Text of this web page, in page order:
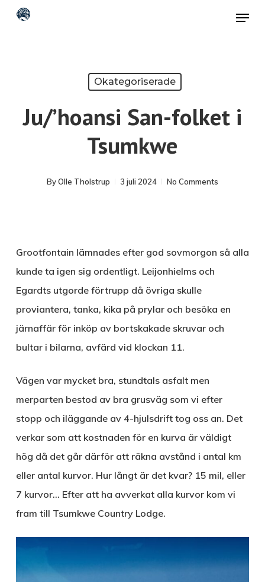
Skip
Menu
Okategoriserade
Ju/’hoansi San-folket i
Tsumkwe
ByOlle Tholstrup 3 juli 2024 No Comments
Grootfontain lämnades efter god sovmorgon så alla
kunde ta igen sig ordentligt. Leijonhielms och
Egardts utgorde förtrupp då övriga skulle
proviantera, tanka, kika på prylar och besöka en
järnaffär för inköp av bortskakade skruvar och
bultar i bilarna, avfärd vid klockan 11.
Vägen var mycket bra, stundtals asfalt men
merparten bestod av bra grusväg som vi efter
stopp och iläggande av 4-hjulsdrift tog oss an. Det
verkar som att kostnaden för en kurva är väldigt
hög då det går därför att räkna avstånd i antal km
eller antal kurvor. Hur långt är det kvar? 15 mil, eller
7 kurvor… Efter att ha avverkat alla kurvor kom vi
fram till Tsumkwe Country Lodge.